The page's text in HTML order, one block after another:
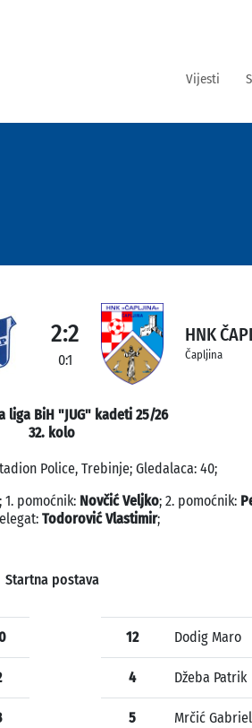
Vijesti
2:2
0:1
HNK
Čapljina
liga BiH "JUG" kadeti 25/26
32. kolo
Police, Trebinje; Gledalaca: 40;
; 1. pomoćnik: Novčić Veljko; 2. pomoćnik:
Todorović Vlastimir;
Startna postava
12 Dodig Maro
4 Džeba Patrik
5 Mrčić Gabriel